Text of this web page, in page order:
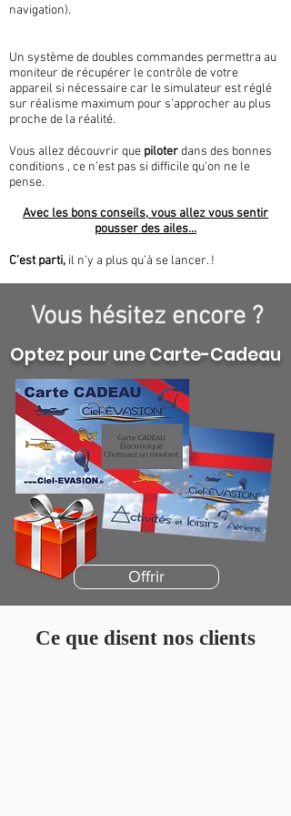
montgolfière plutôt qu'un saut en parachute ? ou
Ciel-ÉVASION®
reportez votre RDV, qui est normalement non-
employeur ou un certificat médical sera
demandé). ​ ✓ Modifiez le nom du participant à tout
moment, une fois par souscription. ​ ✓ Changez
montgolfière plutôt qu'un saut en parachute ? ou
inversement ? ​ ✓ Vivement recommandé par
souscrire cette garantie UNIQUEMENT au
pouvez pas la souscrire plus tard. ​ le montant de
la Garantie 100% Liberté n'est pas remboursée. ​
(Les tarifs sont variables en fonction de l'Activité
navigation).
Un système de doubles commandes permettra au
moniteur de récupérer le contrôle de votre
appareil si nécessaire car le simulateur est réglé
sur réalisme maximum pour s’approcher au plus
proche de la réalité.
Vous allez découvrir que piloterdans des bonnes
conditions , ce n’est pas si difficile qu'on ne le
pense.
Avec les bons conseils, vous allez vous sentir
pousser des ailes…
C’est parti, il n’y a plus qu’à se lancer. !
Vous hésitez encore ?
Optez pour une Carte-Cadeau
Offrir
Ce que disent nos clients